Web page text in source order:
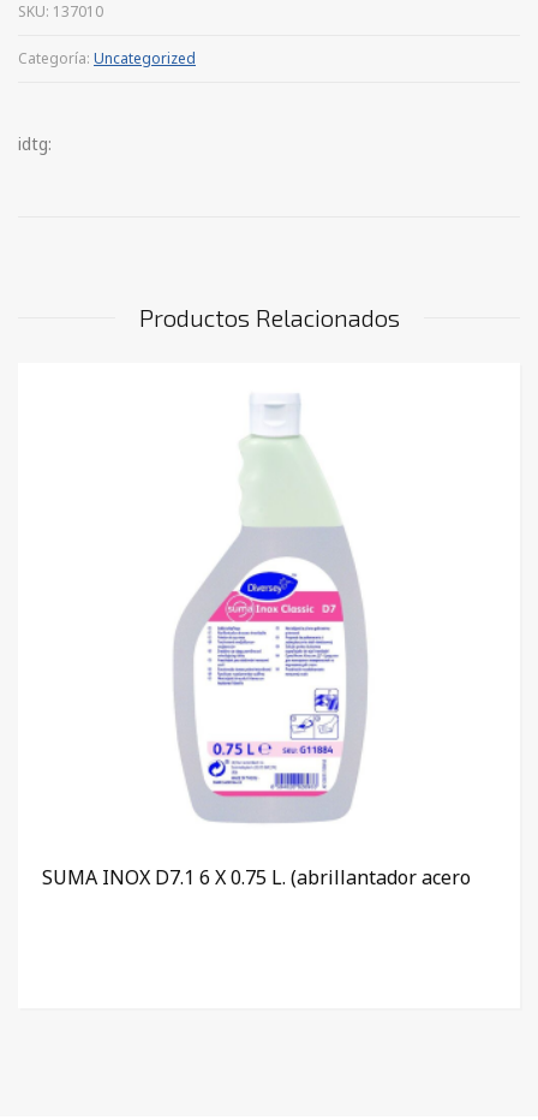
SKU: 137010
Categoría: Uncategorized
idtg:
Productos Relacionados
SUMA INOX D7.1 6 X 0.75 L. (abrillantador acero